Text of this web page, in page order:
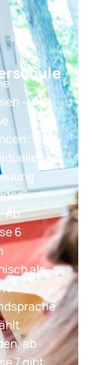
–
Ab
6
als
ab